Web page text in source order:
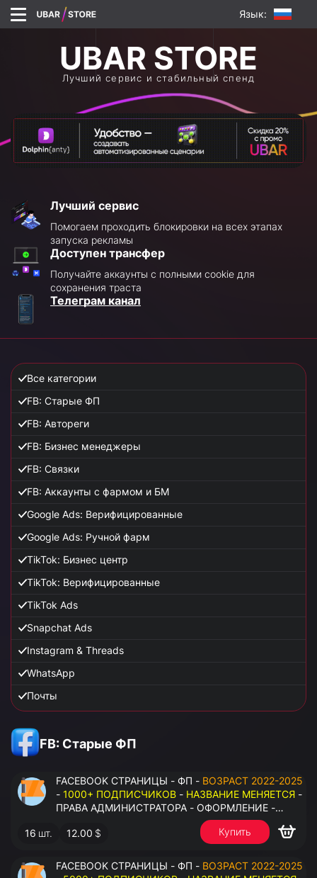
Язык:
Лучший сервис и стабильный спенд
Лучший сервис
Помогаем проходить блокировки на всех этапах
запуска рекламы
Доступен трансфер
Получайте аккаунты с полными cookie для
сохранения траста
Телеграм канал
Все категории
FB: Старые ФП
FB: Автореги
FB: Бизнес менеджеры
FB: Связки
FB: Аккаунты с фармом и БМ
Google Ads: Верифицированные
Google Ads: Ручной фарм
TikTok: Бизнес центр
TikTok: Верифицированные
TikTok Ads
Snapchat Ads
Instagram & Threads
WhatsApp
Почты
FB: Старые ФП
FACEBOOK СТРАНИЦЫ - ФП - ВОЗРАСТ 2022-2025
- 1000+ ПОДПИСЧИКОВ - НАЗВАНИЕ МЕНЯЕТСЯ -
ПРАВА АДМИНИСТРАТОРА - ОФОРМЛЕНИЕ -
ЗАПОЛНЕННАЯ ИНФОРМАЦИЯ - ПОД ВСЕ ГЕО
16 шт. 12.00 $ Купить
FACEBOOK СТРАНИЦЫ - ФП - ВОЗРАСТ 2022-2025